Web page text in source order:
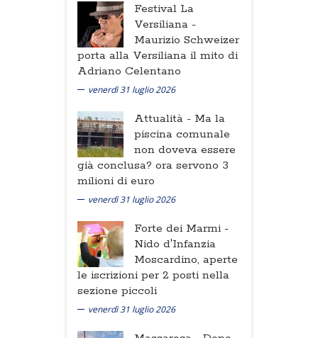
Festival La
Versiliana -
Maurizio Schweizer
porta alla Versiliana il mito di
Adriano Celentano
venerdì 31 luglio 2026
Attualità - Ma la
piscina comunale
non doveva essere
già conclusa? ora servono 3
milioni di euro
venerdì 31 luglio 2026
Forte dei Marmi -
Nido d'Infanzia
Moscardino, aperte
le iscrizioni per 2 posti nella
sezione piccoli
venerdì 31 luglio 2026